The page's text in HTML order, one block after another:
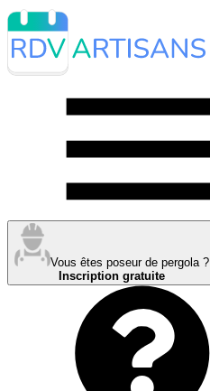
Vous êtes poseur de pergola ?
Inscription gratuite